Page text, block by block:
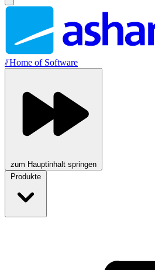
//Home of Software
zum Hauptinhalt springen
Produkte